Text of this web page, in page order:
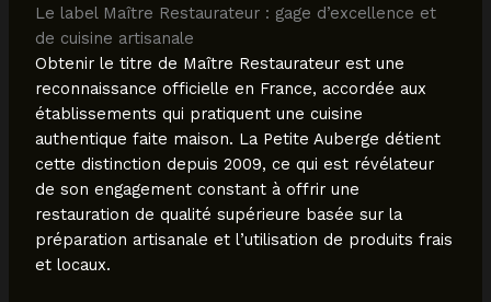
Le label Maître Restaurateur : gage d’excellence et
de cuisine artisanale
Obtenir le titre de Maître Restaurateur est une
reconnaissance officielle en France, accordée aux
établissements qui pratiquent une cuisine
authentique faite maison. La Petite Auberge détient
cette distinction depuis 2009, ce qui est révélateur
de son engagement constant à offrir une
restauration de qualité supérieure basée sur la
préparation artisanale et l’utilisation de produits frais
et locaux.